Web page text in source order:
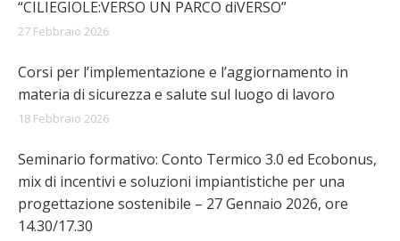
“CILIEGIOLE:VERSO UN PARCO diVERSO”
27 Febbraio 2026
Corsi per l’implementazione e l’aggiornamento in
materia di sicurezza e salute sul luogo di lavoro
18 Febbraio 2026
Seminario formativo: Conto Termico 3.0 ed Ecobonus,
mix di incentivi e soluzioni impiantistiche per una
progettazione sostenibile – 27 Gennaio 2026, ore
14.30/17.30